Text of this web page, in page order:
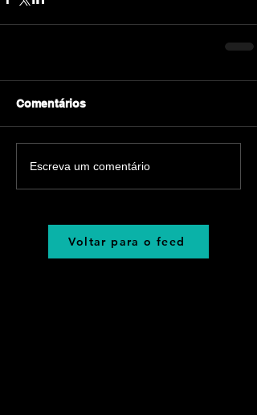
Comentários
Escreva um comentário
Voltar para o feed